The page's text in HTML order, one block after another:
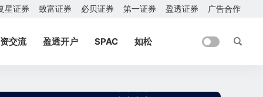
星证券 致富证券 必贝证券 第一证券 盈透证券 广告合作
交流 盈透开户 SPAC 如松